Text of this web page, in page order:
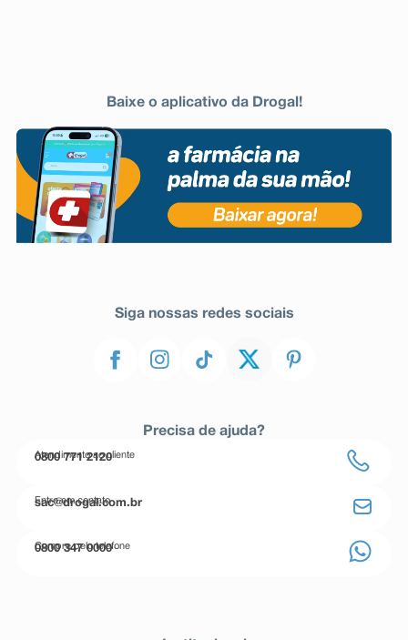
Baixe o aplicativo da Drogal!
Siga nossas redes sociais
Precisa de ajuda?
Atendimento ao cliente
0800 771 2120
Entre em contato
sac@drogal.com.br
Compre pelo telefone
0800 347 0000